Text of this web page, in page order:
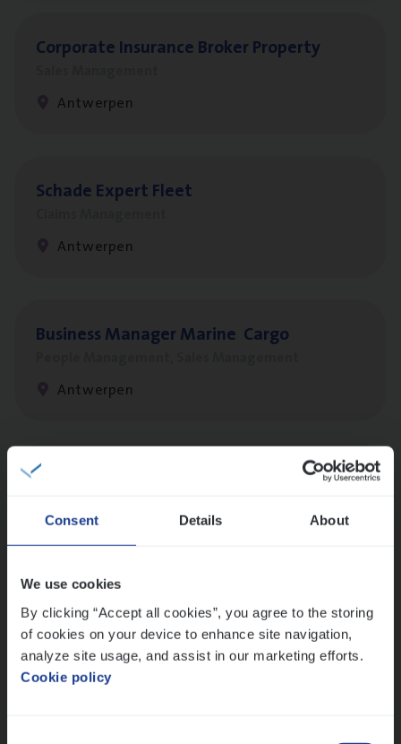
Consent Details About
We use cookies
By clicking “Accept all cookies”, you agree to the storing
of cookies on your device to enhance site navigation,
analyze site usage, and assist in our marketing efforts.
Cookie policy
Cor­po­ra­te Insu­ran­ce Bro­ker Property
Antwerpen
Scha­de Expert Fleet
Antwerpen
Busi­ness Mana­ger Mari­ne Cargo
Antwerpen
(Agi­le)
Antwerpen
Insu­ran­ce Bro­ker Trans­port&Logistiek
Sales Management
Antwerpen